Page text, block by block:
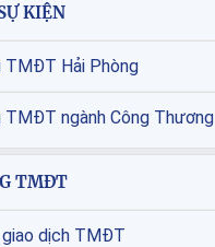
KIỆN
TMĐT Hải Phòng
ngành Công Thương
TMĐT
giao dịch TMĐT